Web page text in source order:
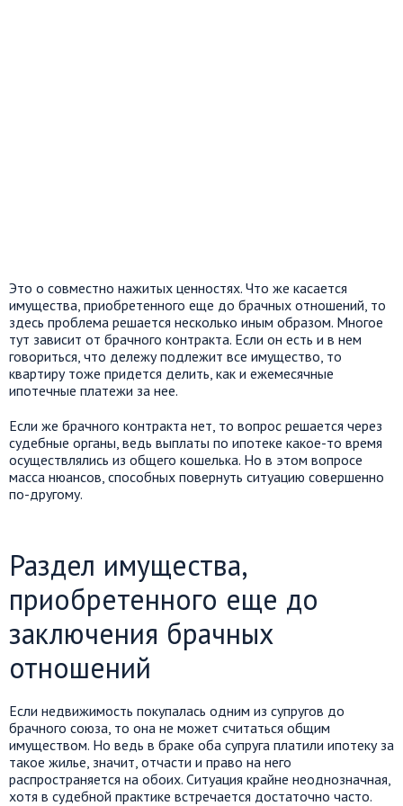
Это о совместно нажитых ценностях. Что же касается
имущества, приобретенного еще до брачных отношений, то
здесь проблема решается несколько иным образом. Многое
тут зависит от брачного контракта. Если он есть и в нем
говориться, что дележу подлежит все имущество, то
квартиру тоже придется делить, как и ежемесячные
ипотечные платежи за нее.
Если же брачного контракта нет, то вопрос решается через
судебные органы, ведь выплаты по ипотеке какое-то время
осуществлялись из общего кошелька. Но в этом вопросе
масса нюансов, способных повернуть ситуацию совершенно
по-другому.
Раздел имущества,
приобретенного еще до
заключения брачных
отношений
Если недвижимость покупалась одним из супругов до
брачного союза, то она не может считаться общим
имуществом. Но ведь в браке оба супруга платили ипотеку за
такое жилье, значит, отчасти и право на него
распространяется на обоих. Ситуация крайне неоднозначная,
хотя в судебной практике встречается достаточно часто.